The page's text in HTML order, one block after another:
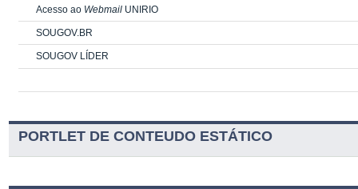
Acesso ao Webmail UNIRIO
SOUGOV.BR
SOUGOV LÍDER
PORTLET DE CONTEUDO ESTÁTICO